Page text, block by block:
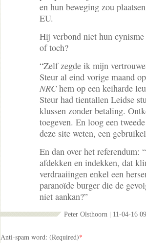
en hun beweging zou
EU.
Hij verbond niet hun
of toch?
“Zelf zegde ik mijn
Steur al eind vorige maand
NRChem op een keiharde
Steur had tientallen Leidse
klussen zonder betaling.
toegeven. En loog een
deze site weten, een
En dan over het referendum:
afdekken en indekken, dat
verdraaiingen enkel een
paranoïde burger die de
niet aankan?”
Peter Olsthoorn | 11-04-16
Anti-spam word: (Required)*